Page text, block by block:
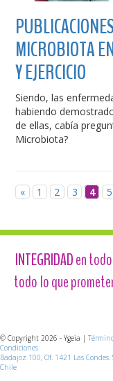
MICROBIOTA
Y EJERCICIO
Siendo, las
habiendo
de ellas, cabía
Microbiota?
« 1 2 3 4 5
INTEGRIDADen
todo lo que
© Copyright 2026 - Ygeia |
Condiciones
Badajoz 100, Of. 1421 Las
Chile